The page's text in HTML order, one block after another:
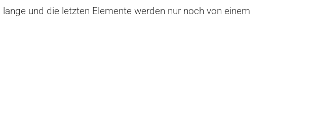
und die letzten Elemente werden nur noch von einem